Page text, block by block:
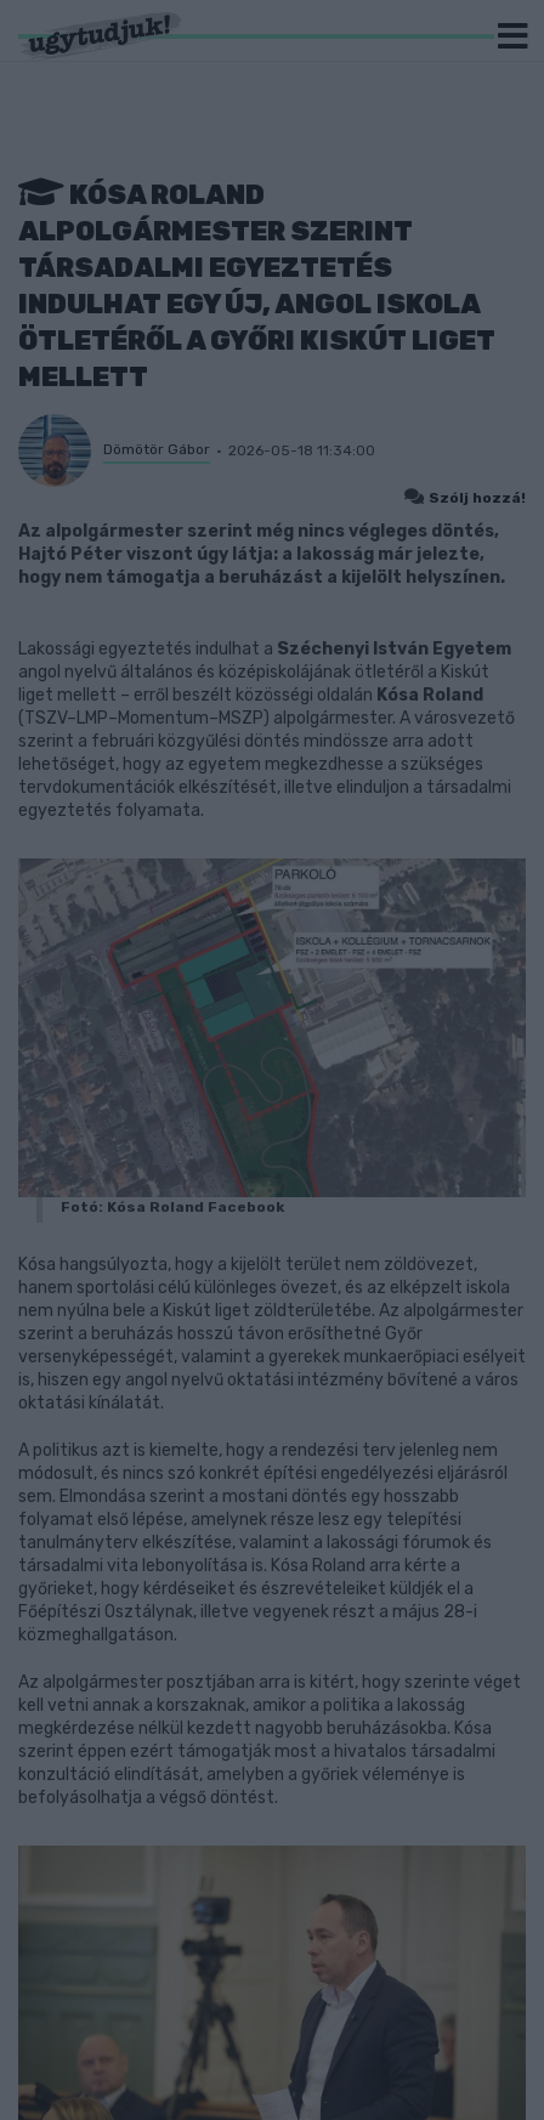
KÓSA ROLAND
ALPOLGÁRMESTER SZERINT
TÁRSADALMI EGYEZTETÉS
INDULHAT EGY ÚJ, ANGOL ISKOLA
ÖTLETÉRŐL A GYŐRI KISKÚT LIGET
MELLETT
Dömötör Gábor 2026-05-18 11:34:00
Szólj hozzá!
Az alpolgármester szerint még nincs végleges döntés,
Hajtó Péter viszont úgy látja: a lakosság már jelezte,
hogy nem támogatja a beruházást a kijelölt helyszínen.
Lakossági egyeztetés indulhat a Széchenyi István Egyetem
angol nyelvű általános és középiskolájának ötletéről a Kiskút
liget mellett – erről beszélt közösségi oldalán Kósa Roland
(TSZV–LMP–Momentum–MSZP) alpolgármester. A városvezető
szerint a februári közgyűlési döntés mindössze arra adott
lehetőséget, hogy az egyetem megkezdhesse a szükséges
tervdokumentációk elkészítését, illetve elinduljon a társadalmi
egyeztetés folyamata.
Fotó: Kósa Roland Facebook
Kósa hangsúlyozta, hogy a kijelölt terület nem zöldövezet,
hanem sportolási célú különleges övezet, és az elképzelt iskola
nem nyúlna bele a Kiskút liget zöldterületébe. Az alpolgármester
szerint a beruházás hosszú távon erősíthetné Győr
versenyképességét, valamint a gyerekek munkaerőpiaci esélyeit
is, hiszen egy angol nyelvű oktatási intézmény bővítené a város
oktatási kínálatát.
A politikus azt is kiemelte, hogy a rendezési terv jelenleg nem
módosult, és nincs szó konkrét építési engedélyezési eljárásról
sem. Elmondása szerint a mostani döntés egy hosszabb
folyamat első lépése, amelynek része lesz egy telepítési
tanulmányterv elkészítése, valamint a lakossági fórumok és
társadalmi vita lebonyolítása is. Kósa Roland arra kérte a
győrieket, hogy kérdéseiket és észrevételeiket küldjék el a
Főépítészi Osztálynak, illetve vegyenek részt a május 28-i
közmeghallgatáson.
Az alpolgármester posztjában arra is kitért, hogy szerinte véget
kell vetni annak a korszaknak, amikor a politika a lakosság
megkérdezése nélkül kezdett nagyobb beruházásokba. Kósa
szerint éppen ezért támogatják most a hivatalos társadalmi
konzultáció elindítását, amelyben a győriek véleménye is
befolyásolhatja a végső döntést.